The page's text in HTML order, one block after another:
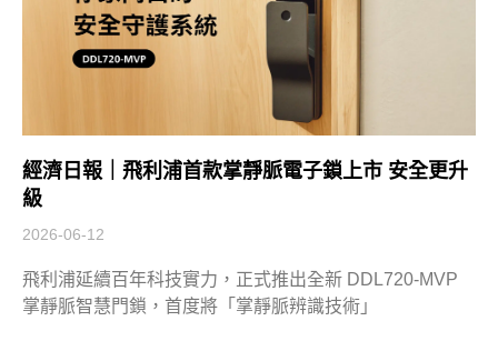
經濟日報｜飛利浦首款掌靜脈電子鎖上市 安全更升
級
2026-06-12
飛利浦延續百年科技實力，正式推出全新 DDL720-MVP
掌靜脈智慧門鎖，首度將「掌靜脈辨識技術」